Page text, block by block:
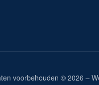
voorbehouden © 2026 –